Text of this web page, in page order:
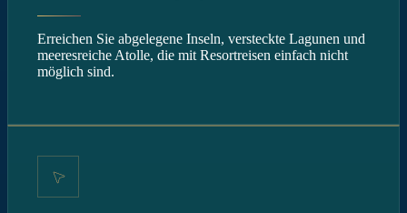
Erreichen Sie abgelegene Inseln, versteckte Lagunen und
meeresreiche Atolle, die mit Resortreisen einfach nicht
möglich sind.